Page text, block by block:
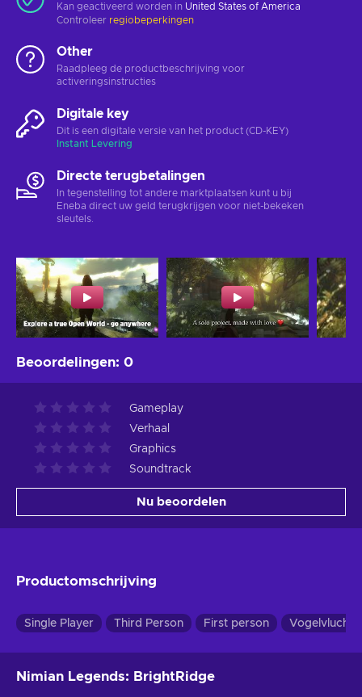
Kan geactiveerd worden in United States of America
Controleer regiobeperkingen
Other
Raadpleeg de productbeschrijving voor
activeringsinstructies
Digitale key
Dit is een digitale versie van het product (CD-KEY)
Instant Levering
Directe terugbetalingen
In tegenstelling tot andere marktplaatsen kunt u bij
Eneba direct uw geld terugkrijgen voor niet-bekeken
sleutels.
Beoordelingen: 0
Gameplay
Verhaal
Graphics
Soundtrack
Nu beoordelen
Productomschrijving
Single Player Third Person First person Vogelvlucht
Nimian Legends: BrightRidge